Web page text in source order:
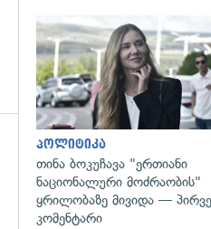
პოლიტიკა
თინა ბოკუჩავა "ერთიანი
ნაციონალური მოძრაობის"
ყრილობაზე მივიდა —
კომენტარი